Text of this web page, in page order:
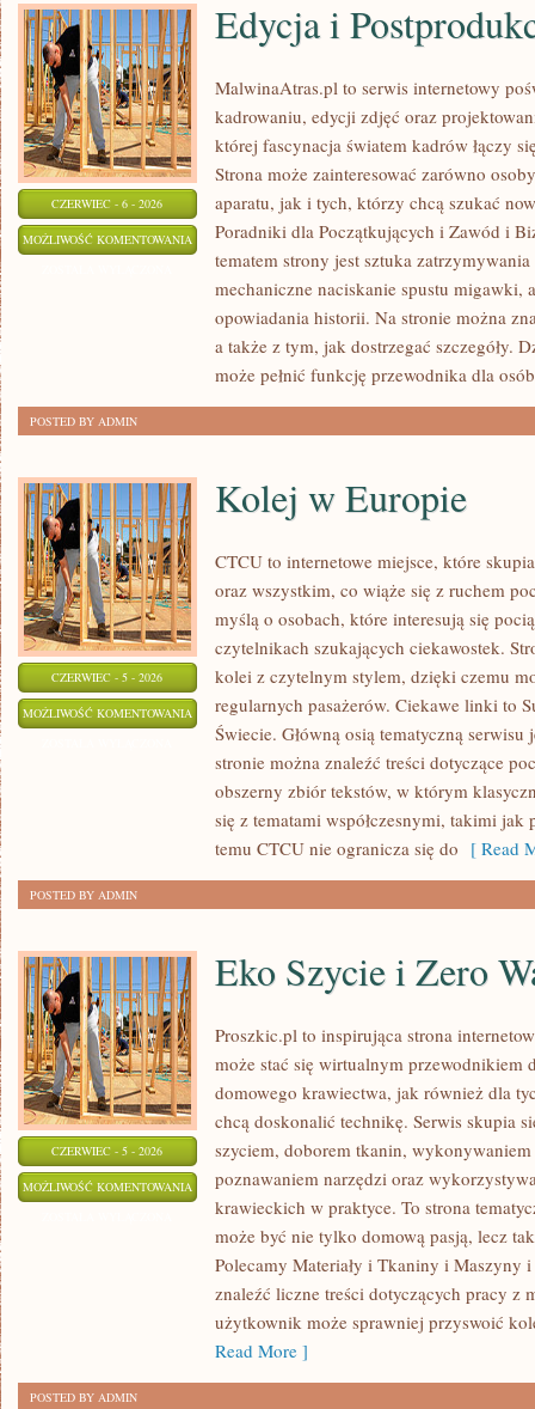
CZERWIEC - 6 - 2026
MOŻLIWOŚĆ KOMENTOWANIA EDYCJA
POSTPRODUKCJA
Edycja i
MalwinaAtras.pl to serwis internetowy
kadrowaniu, edycji zdjęć oraz
której fascynacja światem kadrów łączy
Strona może zainteresować zarówno
aparatu, jak i tych, którzy chcą szukać
Poradniki dla Początkujących i Zawód i
tematem strony jest sztuka
mechaniczne naciskanie spustu migawki,
opowiadania historii. Na stronie można
a także z tym, jak dostrzegać szczegóły.
może pełnić funkcję przewodnika dla
POSTED BY ADMIN
CZERWIEC - 5 - 2026
MOŻLIWOŚĆ KOMENTOWANIA KOLEJ
EUROPIE
Kolej w Europie
CTCU to internetowe miejsce, które
oraz wszystkim, co wiąże się z ruchem
myślą o osobach, które interesują się
czytelnikach szukających ciekawostek.
kolei z czytelnym stylem, dzięki czemu
regularnych pasażerów. Ciekawe linki to
Świecie. Główną osią tematyczną
stronie można znaleźć treści dotyczące
obszerny zbiór tekstów, w którym
się z tematami współczesnymi, takimi
temu CTCU nie ogranicza się do [ Read
POSTED BY ADMIN
CZERWIEC - 5 - 2026
MOŻLIWOŚĆ KOMENTOWANIA
SZYCIE
ZERO
WASTE
Eko Szycie i Zero
Proszkic.pl to inspirująca strona
może stać się wirtualnym przewodnikiem
domowego krawiectwa, jak również dla
chcą doskonalić technikę. Serwis skupia
szyciem, doborem tkanin,
poznawaniem narzędzi oraz
krawieckich w praktyce. To strona
może być nie tylko domową pasją, lecz
Polecamy Materiały i Tkaniny i Maszyny
znaleźć liczne treści dotyczących pracy z
użytkownik może sprawniej przyswoić
Read More ]
POSTED BY ADMIN